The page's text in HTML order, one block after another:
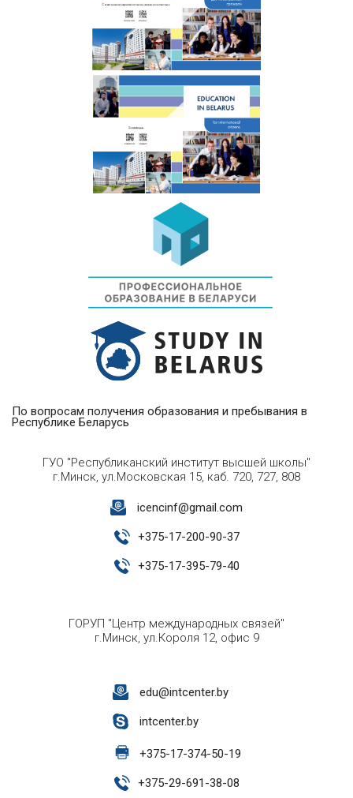
По вопросам получения образования и пребывания в
Республике Беларусь
ГУО "Республиканский институт высшей школы"
г.Минск, ул.Московская 15, каб. 720, 727, 808
icencinf@gmail.com
+375-17-200-90-37
+375-17-395-79-40
ГОРУП "Центр международных связей"
г.Минск, ул.Короля 12, офис 9
edu@intcenter.by
intcenter.by
+375-17-374-50-19
+375-29-691-38-08